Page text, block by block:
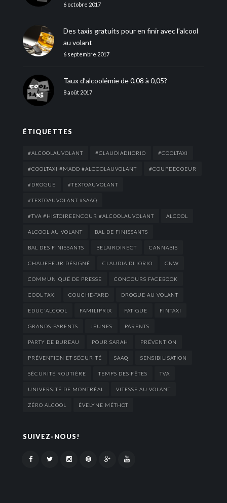
6 octobre 2017
Des taxis gratuits pour en finir avec l’alcool
au volant
6 septembre 2017
Taux d’alcoolémie de 0,08 à 0,05?
8 août 2017
ÉTIQUETTES
#ALCOOLAUVOLANT #CLAUDIADIIORIO #COOLTAXI
#COOLTAXI #MADD #ALCOOLAUVOLANT #COUPDECOEUR
#DROGUE #TEXTOAUVOLANT
#TEXTOAUVOLANT #SAAQ
#TVA #HISTOIREENCOUR #ALCOOLAUVOLANT ALCOOL
ALCOOL AU VOLANT BAL DE FINISSANTS
BAL DES FINISSANTS BELAIRDIRECT CANNABIS
CHAUFFEUR DÉSIGNÉ CLAUDIA DI IORIO CNW
COMMUNIQUÉ DE PRESSE CONCOURS FACEBOOK
COOL TAXI COUCHE-TARD DROGUE AU VOLANT
EDUC'ALCOOL FAMILIPRIX FATIGUE FINTAXI
GRANDS-PARENTS JEUNES PARENTS
PARTY DE BUREAU POUR SARAH PRÉVENTION
PRÉVENTION ET SÉCURITÉ SAAQ SENSIBILISATION
SÉCURITÉ ROUTIÈRE TEMPS DES FÊTES TVA
UNIVERSITÉ DE MONTRÉAL VITESSE AU VOLANT
ZÉRO ALCOOL ÉVELYNE MÉTHOT
SUIVEZ-NOUS!